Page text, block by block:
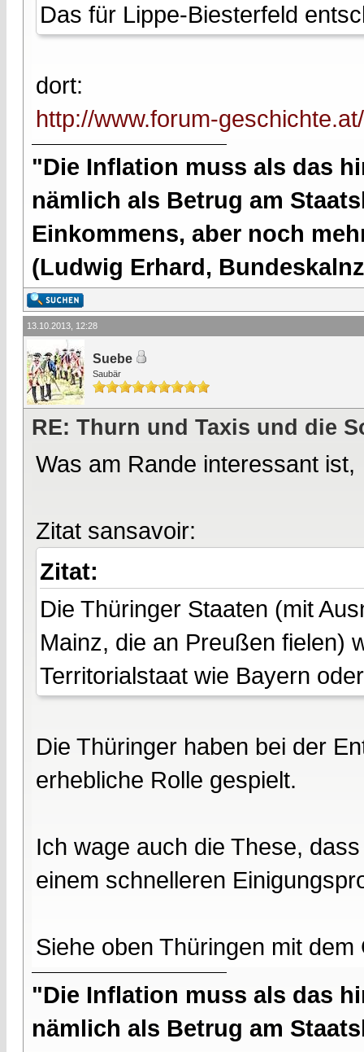
Das für Lippe-Biesterfeld
dort:
http://www.forum-
"Die Inflation muss als das
nämlich als Betrug am
Einkommens, aber noch
(Ludwig Erhard,
13.10.2013, 12:28
Suebe
Saubär
RE: Thurn und Taxis und die
Was am Rande interessant ist,
Zitat sansavoir:
Zitat:
Die Thüringer Staaten (mit
Mainz, die an Preußen fielen)
Territorialstaat wie Bayern
Die Thüringer haben bei der
erhebliche Rolle gespielt.
Ich wage auch die These,
einem schnelleren
Siehe oben Thüringen mit
"Die Inflation muss als das
nämlich als Betrug am